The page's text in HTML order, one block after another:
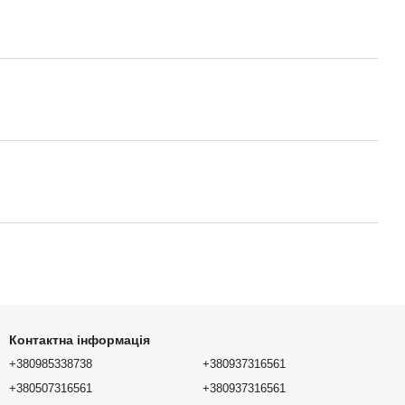
Контактна інформація
+380985338738
+380507316561
+380937316561
+380937316561